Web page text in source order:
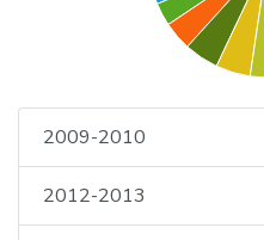
2009-2010
2012-2013